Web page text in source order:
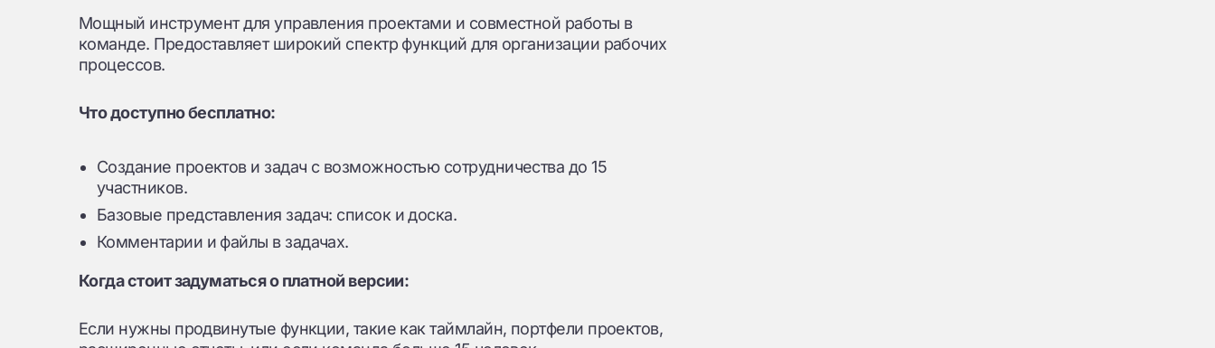
Мощный инструмент для управления проектами и совместной работы в
команде. Предоставляет широкий спектр функций для организации рабочих
процессов.
Что доступно бесплатно:
Создание проектов и задач с возможностью сотрудничества до 15
участников.
Базовые представления задач: список и доска.
Комментарии и файлы в задачах.
Когда стоит задуматься о платной версии:
Если нужны продвинутые функции, такие как таймлайн, портфели проектов,